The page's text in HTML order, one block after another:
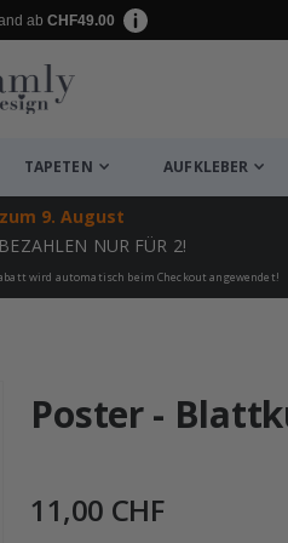
ab CHF49.00
TAPETEN AUFKLEBER
zum 9. August
NUR FÜR 2!
wird automatisch beim Checkout angewendet!
Poster -
11,00 CHF